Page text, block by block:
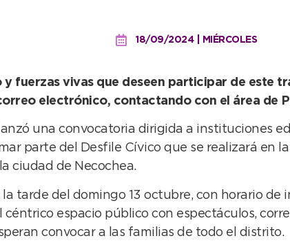
18/09/2024 | MIÉRCOLES
y fuerzas vivas que deseen participar de este
electrónico, contactando con el área de
una convocatoria dirigida a instituciones
parte del Desfile Cívico que se realizará en
ciudad de Necochea.
tarde del domingo 13 octubre, con horario de
espacio público con espectáculos,
convocar a las familias de todo el distrito.